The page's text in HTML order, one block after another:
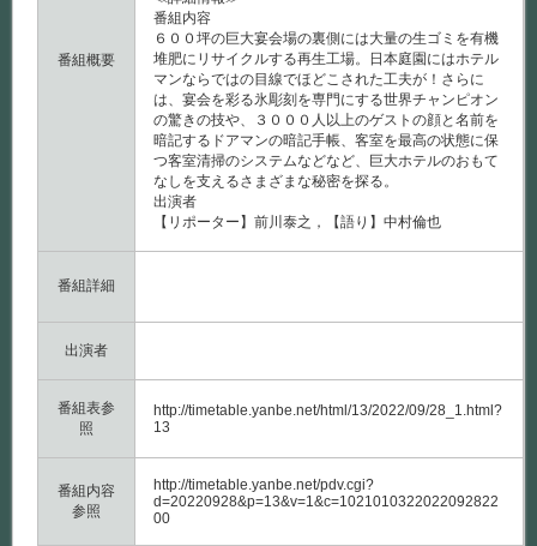
番組概要
番組内容
６００坪の巨大宴会場の裏側には大量の生ゴミを有機
堆肥にリサイクルする再生工場。日本庭園にはホテル
マンならではの目線でほどこされた工夫が！さらに
は、宴会を彩る氷彫刻を専門にする世界チャンピオン
の驚きの技や、３０００人以上のゲストの顔と名前を
暗記するドアマンの暗記手帳、客室を最高の状態に保
つ客室清掃のシステムなどなど、巨大ホテルのおもて
なしを支えるさまざまな秘密を探る。
出演者
【リポーター】前川泰之，【語り】中村倫也
番組詳細
出演者
番組表参
照
http://timetable.yanbe.net/html/13/2022/09/28_1.html?
13
番組内容
参照
http://timetable.yanbe.net/pdv.cgi?
d=20220928&p=13&v=1&c=1021010322022092822
00